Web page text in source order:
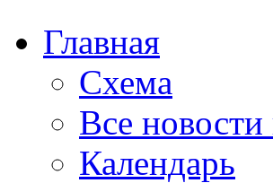
Главная
Схема
Все новости
Календарь